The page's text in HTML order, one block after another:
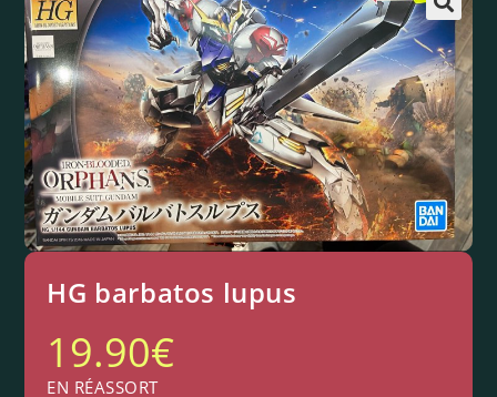
HG barbatos lupus
19.90€
EN RÉASSORT